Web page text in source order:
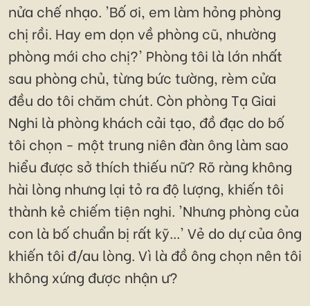
nửa chế nhạo. 'Bố ơi, em làm hỏng phòng
chị rồi. Hay em dọn về phòng cũ, nhường
phòng mới cho chị?' Phòng tôi là lớn nhất
sau phòng chủ, từng bức tường, rèm cửa
đều do tôi chăm chút. Còn phòng Tạ Giai
Nghi là phòng khách cải tạo, đồ đạc do bố
tôi chọn - một trung niên đàn ông làm sao
hiểu được sở thích thiếu nữ? Rõ ràng không
hài lòng nhưng lại tỏ ra độ lượng, khiến tôi
thành kẻ chiếm tiện nghi. 'Nhưng phòng của
con là bố chuẩn bị rất kỹ...' Vẻ do dự của ông
khiến tôi đ/au lòng. Vì là đồ ông chọn nên tôi
không xứng được nhận ư?